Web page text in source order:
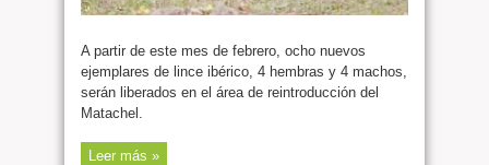
A partir de este mes de febrero, ocho nuevos
ejemplares de lince ibérico, 4 hembras y 4 machos,
serán liberados en el área de reintroducción del
Matachel.
Leer más »